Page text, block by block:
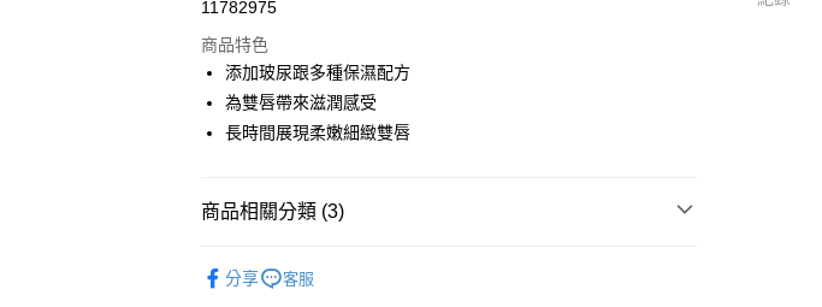
LINE Pay
Apple Pay
悠遊付
ATM付款
11782975
商品特色
添加玻尿跟多種保濕配方
為雙唇帶來滋潤感受
長時間展現柔嫩細緻雙唇
商品相關分類 (3)
分享 客服